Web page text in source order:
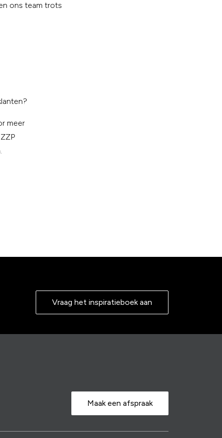
ons team trots
meer
Vraag het inspiratieboek aan
Maak een afspraak